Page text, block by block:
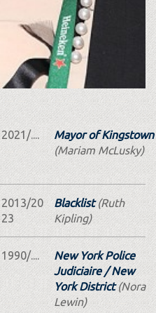
2021/....
Mayor of Kingstown
(Mariam McLusky)
2013/20
23
Blacklist(Ruth
Kipling)
1990/....
New York Police
Judiciaire / New
York District(Nora
Lewin)